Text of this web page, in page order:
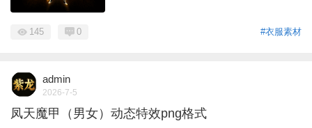
#衣服素材
145 0
admin
2026-7-5
凤天魔甲（男女）动态特效png格式